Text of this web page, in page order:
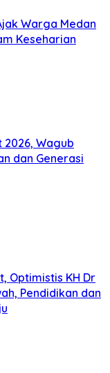
Warga Medan
Keseharian
2026, Wagub
dan Generasi
Optimistis KH Dr
Pendidikan dan